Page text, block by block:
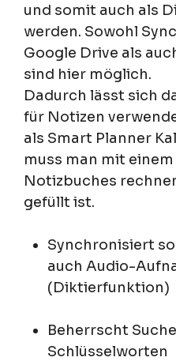
und somit auch als
werden. Sowohl
Google Drive als
sind hier möglich.
Dadurch lässt sich
für Notizen
als Smart Planner
muss man mit
Notizbuches
gefüllt ist.
Synchronisiert
auch Audio-
(Diktierfunktion)
Beherrscht
Schlüsselworten